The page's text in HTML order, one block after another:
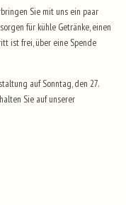
Sie mit uns ein paar
für kühle Getränke, einen
ist frei, über eine Spende
auf Sonntag, den 27.
Sie auf unserer